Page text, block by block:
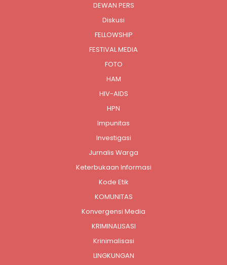
DEWAN PERS
Diskusi
FELLOWSHIP
FESTIVAL MEDIA
FOTO
HAM
HIV-AIDS
HPN
Impunitas
Investigasi
Jurnalis Warga
Keterbukaan Informasi
Kode Etik
KOMUNITAS
Konvergensi Media
KRIMINALISASI
Krinimalisasi
LINGKUNGAN